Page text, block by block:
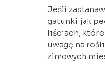
Jeśli
gatunki jak
liściach, które
uwagę na
zimowych